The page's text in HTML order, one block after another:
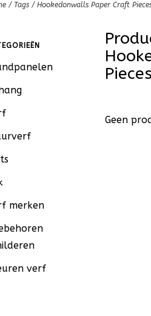
/ Tags / Hookedonwalls Paper Craft
merken
verf
Geen